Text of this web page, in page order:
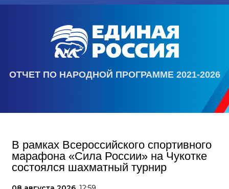
ОТЧЕТ ПО НАРОДНОЙ ПРОГРАММЕ 2021-2026
В рамках Всероссийского спортивного
марафона «Сила России» на Чукотке
состоялся шахматный турнир